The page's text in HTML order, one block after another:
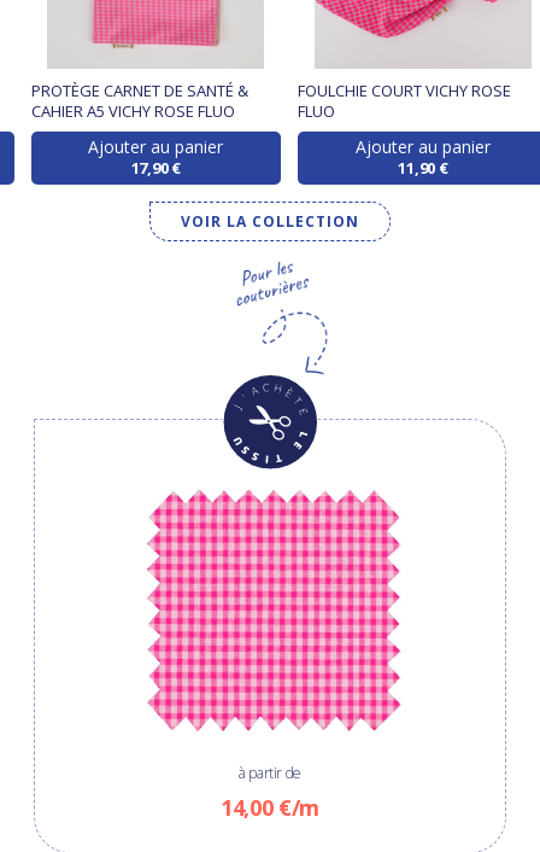
PROTÈGE CARNET DE SANTÉ &
CAHIER A5 VICHY ROSE FLUO
Ajouter au panier
17,90 €
FOULCHIE COURT VICHY ROSE
FLUO
Ajouter au panier
11,90 €
VOIR LA COLLECTION
à partir de
14,00 €/m